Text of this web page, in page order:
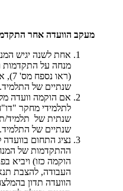
מעקב הוועדה אחר
אחת לשנה יגיש
מנחה על התקדמות
שנתיים של התלמיד.
אם הוקמה וועדה
לתלמידי מחקר
שנתית של תלמיד/ת
שנתיים של התלמיד.
נציג התחום
ההתקדמות של
הוקמה כזו) ויביא
העבודה, להצבת
הוועדה תדון